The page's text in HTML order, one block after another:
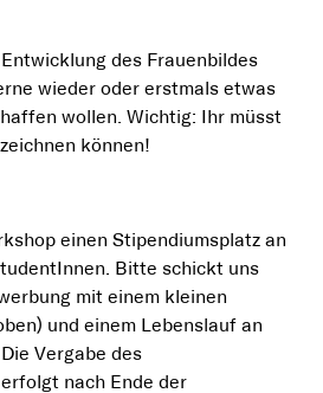
des Frauenbildes
wieder oder erstmals etwas
wollen. Wichtig: Ihr müsst
können!
einen Stipendiumsplatz an
Bitte schickt uns
mit einem kleinen
und einem Lebenslauf an
Vergabe des
nach Ende der